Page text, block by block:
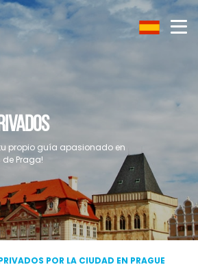
propio guía apasionado en
Praga!
POR LA CIUDAD EN PRAGUE